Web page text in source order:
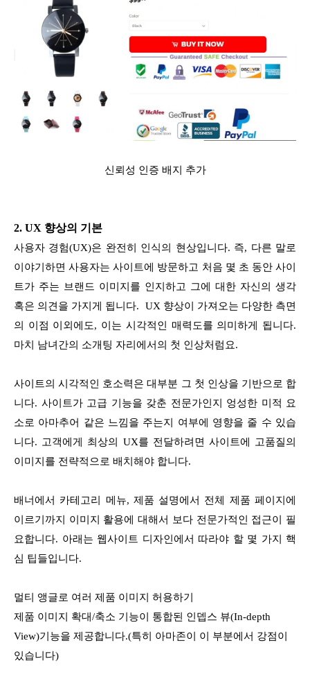
신뢰성 인증 배지 추가
2. UX 향상의 기본
사용자 경험(UX)은 완전히 인식의 현상입니다. 즉, 다른 말로
이야기하면 사용자는 사이트에 방문하고 처음 몇 초 동안 사이
트가 주는 브랜드 이미지를 인지하고 그에 대한 자신의 생각
혹은 의견을 가지게 됩니다. UX 향상이 가져오는 다양한 측면
의 이점 이외에도, 이는 시각적인 매력도를 의미하게 됩니다.
마치 남녀간의 소개팅 자리에서의 첫 인상처럼요.
사이트의 시각적인 호소력은 대부분 그 첫 인상을 기반으로 합
니다. 사이트가 고급 기능을 갖춘 전문가인지 엉성한 미적 요
소로 아마추어 같은 느낌을 주는지 여부에 영향을 줄 수 있습
니다. 고객에게 최상의 UX를 전달하려면 사이트에 고품질의
이미지를 전략적으로 배치해야 합니다.
배너에서 카테고리 메뉴, 제품 설명에서 전체 제품 페이지에
이르기까지 이미지 활용에 대해서 보다 전문가적인 접근이 필
요합니다. 아래는 웹사이트 디자인에서 따라야 할 몇 가지 핵
심 팁들입니다.
멀티 앵글로 여러 제품 이미지 허용하기
제품 이미지 확대/축소 기능이 통합된 인뎁스 뷰(In-depth
View)기능을 제공합니다.(특히 아마존이 이 부분에서 강점이
있습니다)